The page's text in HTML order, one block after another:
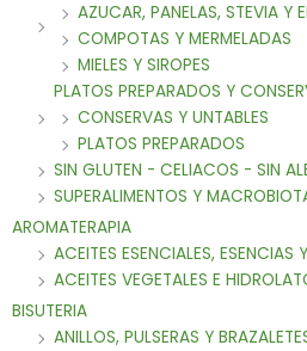
AZUCAR, PANELAS, STEVIA Y
COMPOTAS Y MERMELADAS
MIELES Y SIROPES
PLATOS PREPARADOS Y
CONSERVAS Y UNTABLES
PLATOS PREPARADOS
SIN GLUTEN - CELIACOS - SIN
SUPERALIMENTOS Y
AROMATERAPIA
ACEITES ESENCIALES, ESENCIAS
ACEITES VEGETALES E
BISUTERIA
ANILLOS, PULSERAS Y